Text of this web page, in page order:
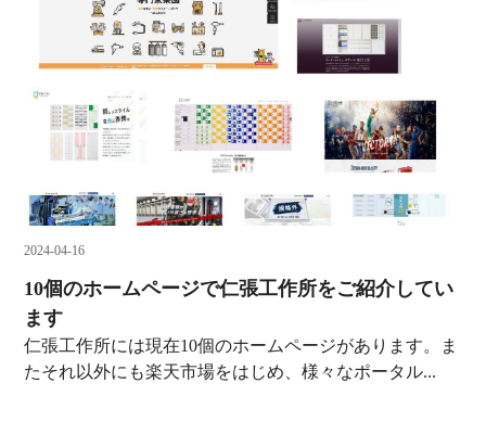
2024-04-16
10個のホームページで仁張工作所をご紹介してい
ます
仁張工作所には現在10個のホームページがあります。ま
たそれ以外にも楽天市場をはじめ、様々なポータル...